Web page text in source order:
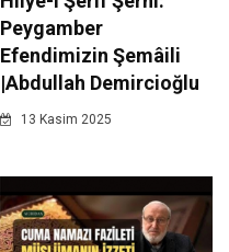
Peygamber
Efendimizin Şemâili
|Abdullah Demircioğlu
13 Kasim 2025